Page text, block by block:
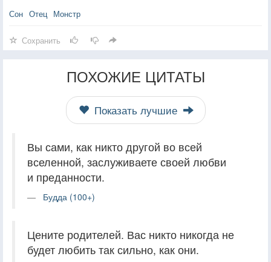
Сон Отец Монстр
Сохранить
ПОХОЖИЕ ЦИТАТЫ
Показать лучшие
Вы сами, как никто другой во всей
вселенной, заслуживаете своей любви
и преданности.
Будда (100+)
Цените родителей. Вас никто никогда не
будет любить так сильно, как они.